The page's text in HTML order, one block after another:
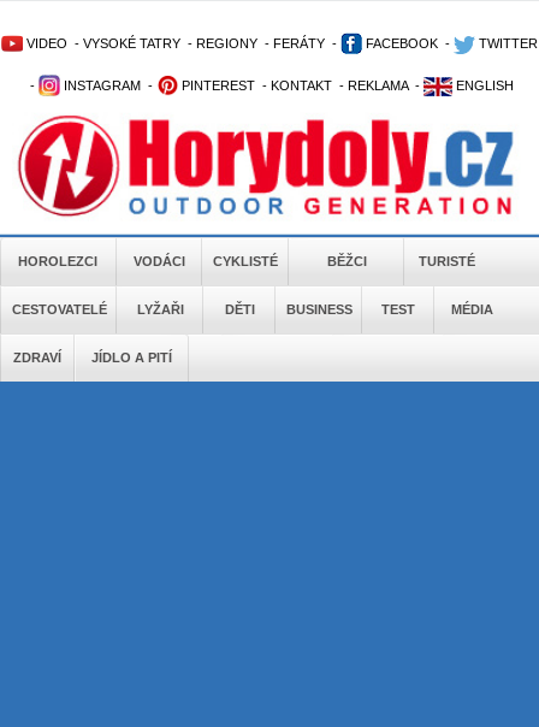
VIDEO - VYSOKÉ TATRY - REGIONY - FERÁTY - FACEBOOK - TWITTER
- INSTAGRAM - PINTEREST - KONTAKT - REKLAMA - ENGLISH
HOROLEZCI VODÁCI CYKLISTÉ BĚŽCI TURISTÉ
CESTOVATELÉ LYŽAŘI DĚTI BUSINESS TEST MÉDIA
ZDRAVÍ JÍDLO A PITÍ